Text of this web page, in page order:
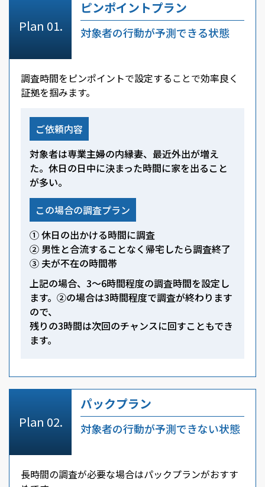
ピンポイントプラン
対象者の行動が予測できる状態
調査時間をピンポイントで設定することで効率良く
証拠を掴みます。
ご依頼内容
対象者は専業主婦の内縁妻、最近外出が増え
た。休日の日中に決まった時間に家を出ること
が多い。
この場合の調査プラン
① 休日の出かける時間に調査
② 男性と合流することなく帰宅したら調査終了
③ 夫が不在の時間帯
上記の場合、3～6時間程度の調査時間を設定し
ます。②の場合は3時間程度で調査が終わります
ので、
残りの3時間は次回のチャンスに回すこともでき
ます。
パックプラン
対象者の行動が予測できない状態
長時間の調査が必要な場合はパックプランがおすす